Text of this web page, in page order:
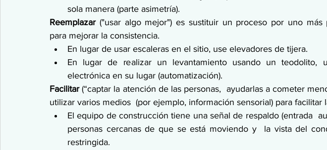
sola manera (parte asimetría).
Reemplazar ("usar algo mejor") es sustituir un proceso por uno más
para mejorar la consistencia.
En lugar de usar escaleras en el sitio, use elevadores de tijera.
En lugar de realizar un levantamiento usando un teodolito,
electrónica en su lugar (automatización).
Facilitar (“captar la atención de las personas,  ayudarlas a cometer
utilizar varios medios  (por ejemplo, información sensorial) para facilitar
El equipo de construcción tiene una señal de respaldo (entrada
personas cercanas de que se está moviendo y  la vista del
restringida.